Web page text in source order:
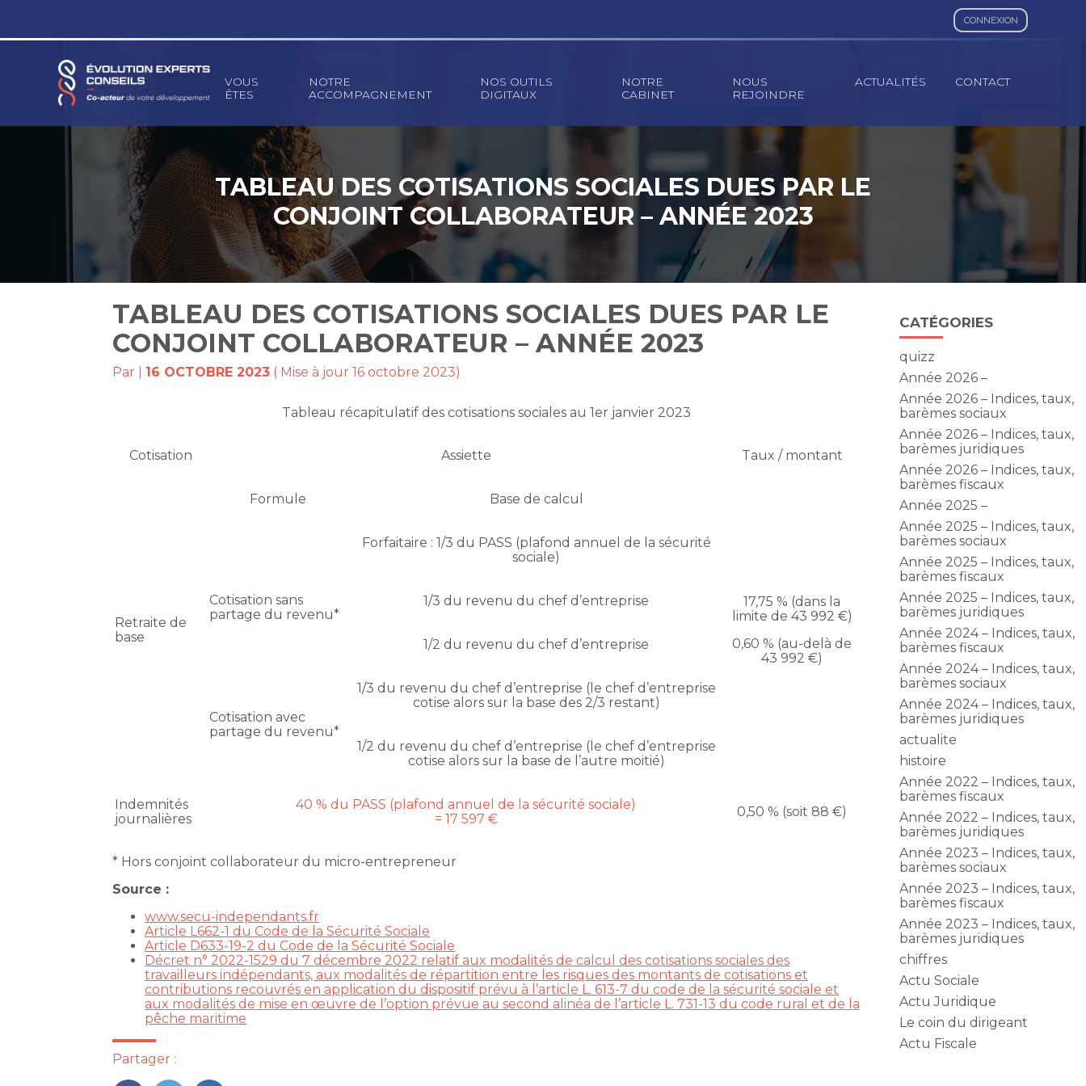
CONNEXION
au
Principal
VOUS
ÊTES
NOTRE
ACCOMPAGNEMENT
NOS OUTILS
DIGITAUX
NOTRE
CABINET
NOUS
REJOINDRE
ACTUALITÉS CONTACT
TABLEAU DES COTISATIONS SOCIALES DUES PAR LE
CONJOINT COLLABORATEUR – ANNÉE 2023
TABLEAU DES COTISATIONS SOCIALES DUES PAR LE
CONJOINT COLLABORATEUR – ANNÉE 2023
Par 16 OCTOBRE 2023 ( Mise à jour 16 octobre 2023)
Tableau récapitulatif des cotisations sociales au 1er janvier 2023
Cotisation Assiette Taux / montant
Retraite de
base
Formule Base de calcul
17,75 % (dans la
limite de 43 992 €)
0,60 % (au-delà de
43 992 €)
Cotisation sans
partage du revenu*
Forfaitaire : 1/3 du PASS (plafond annuel de la sécurité
sociale)
1/3 du revenu du chef d’entreprise
1/2 du revenu du chef d’entreprise
Cotisation avec
partage du revenu*
1/3 du revenu du chef d’entreprise (le chef d’entreprise
cotise alors sur la base des 2/3 restant)
1/2 du revenu du chef d’entreprise (le chef d’entreprise
cotise alors sur la base de l’autre moitié)
Indemnités
journalières
40 % du PASS (plafond annuel de la sécurité sociale)
= 17 597 €
0,50 % (soit 88 €)
* Hors conjoint collaborateur du micro-entrepreneur
Source :
www.secu-independants.fr
Article L662-1 du Code de la Sécurité Sociale
Article D633-19-2 du Code de la Sécurité Sociale
Décret n° 2022-1529 du 7 décembre 2022 relatif aux modalités de calcul des cotisations sociales des
travailleurs indépendants, aux modalités de répartition entre les risques des montants de cotisations et
contributions recouvrés en application du dispositif prévu à l’article L. 613-7 du code de la sécurité sociale et
aux modalités de mise en œuvre de l’option prévue au second alinéa de l’article L. 731-13 du code rural et de la
pêche maritime
Partager :
Blog
sidebar
CATÉGORIES
quizz
Année 2026 –
Année 2026 – Indices, taux,
barèmes sociaux
Année 2026 – Indices, taux,
barèmes juridiques
Année 2026 – Indices, taux,
barèmes fiscaux
Année 2025 –
Année 2025 – Indices, taux,
barèmes sociaux
Année 2025 – Indices, taux,
barèmes fiscaux
Année 2025 – Indices, taux,
barèmes juridiques
Année 2024 – Indices, taux,
barèmes fiscaux
Année 2024 – Indices, taux,
barèmes sociaux
Année 2024 – Indices, taux,
barèmes juridiques
actualite
histoire
Année 2022 – Indices, taux,
barèmes fiscaux
Année 2022 – Indices, taux,
barèmes juridiques
Année 2023 – Indices, taux,
barèmes sociaux
Année 2023 – Indices, taux,
barèmes fiscaux
Année 2023 – Indices, taux,
barèmes juridiques
chiffres
Actu Sociale
Actu Juridique
Le coin du dirigeant
Actu Fiscale